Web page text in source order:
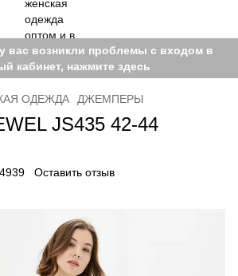
вас возникли проблемы с входом в
кабинет, нажмите здесь
ОДЕЖДА ДЖЕМПЕРЫ
JS435 42-44
Оставить отзыв